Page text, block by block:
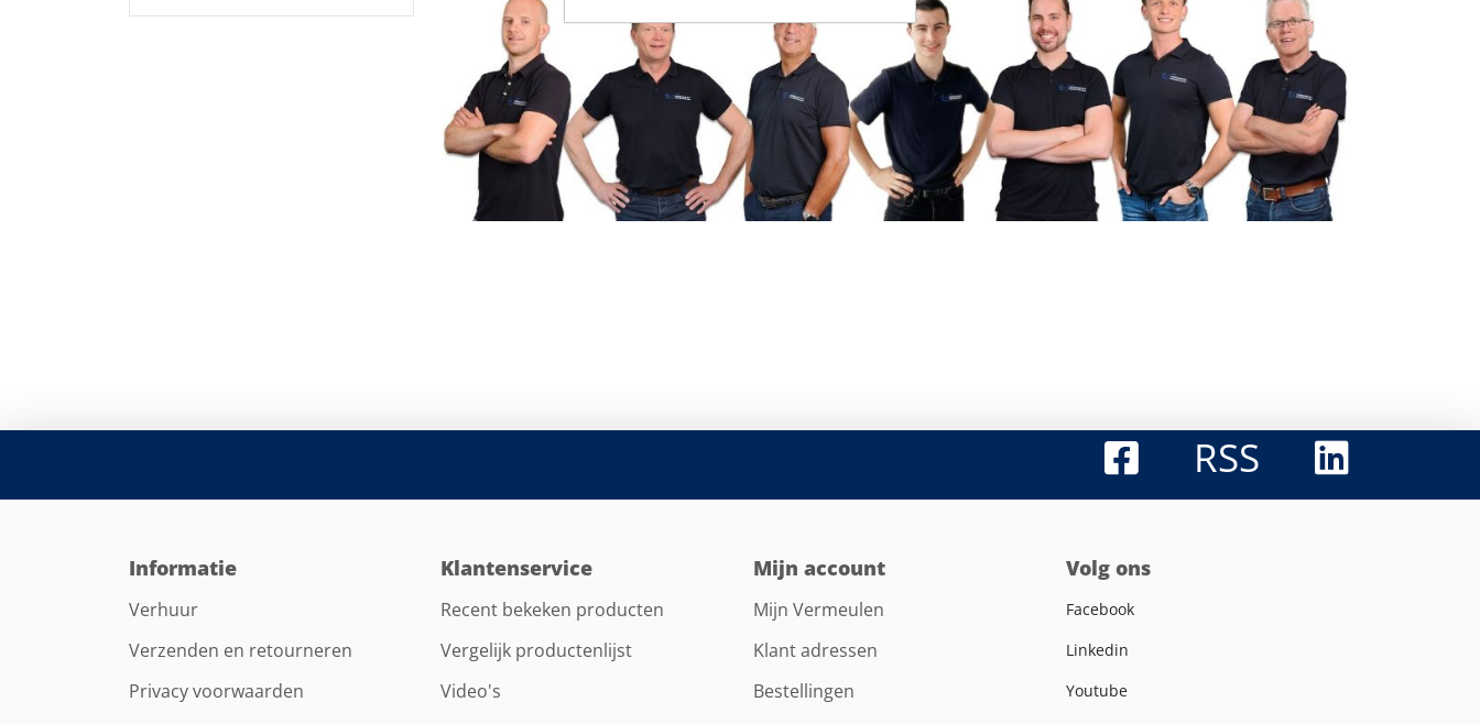
RSS
Informatie
Verhuur
Verzenden en retourneren
Privacy voorwaarden
Klantenservice
Recent bekeken producten
Vergelijk productenlijst
Video's
Mijn account
Mijn Vermeulen
Klant adressen
Bestellingen
Volg ons
Facebook
Linkedin
Youtube